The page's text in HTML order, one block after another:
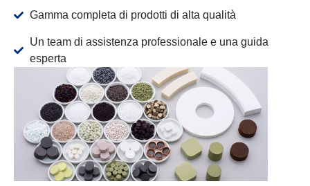
Gamma completa di prodotti di alta qualità
Un team di assistenza professionale e una guida
esperta